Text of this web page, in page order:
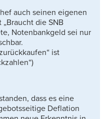
auch seinen eigenen
die SNB
Notenbankgeld sei nur
ist
dass es eine
Deflation